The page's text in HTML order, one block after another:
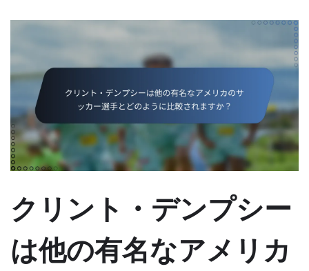
クリント・デンプシー
は他の有名なアメリカ